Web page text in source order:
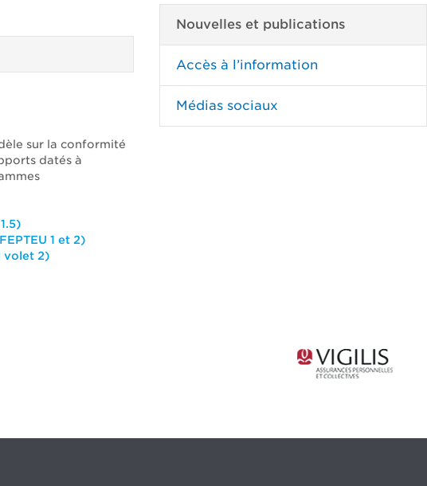
sur la conformité
datés à
1 et 2)
volet 2)
Nouvelles et publications
Accès à l’information
Médias sociaux